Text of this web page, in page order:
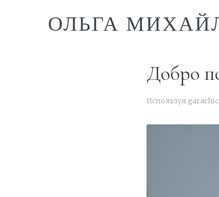
ОЛЬГА
Добро
Используя